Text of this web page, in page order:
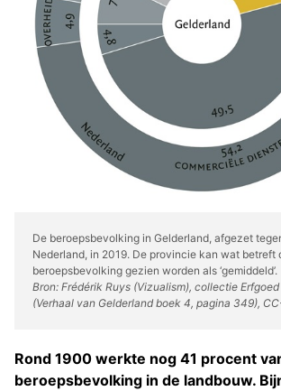
De beroepsbevolking in Gelderland, afgezet
Nederland, in 2019. De provincie kan wat betreft
beroepsbevolking gezien worden als ‘gemiddeld’.
Bron: Frédérik Ruys (Vizualism), collectie
(Verhaal van Gelderland boek 4, pagina 349),
Rond 1900 werkte nog 41 procent
beroepsbevolking in de landbouw.